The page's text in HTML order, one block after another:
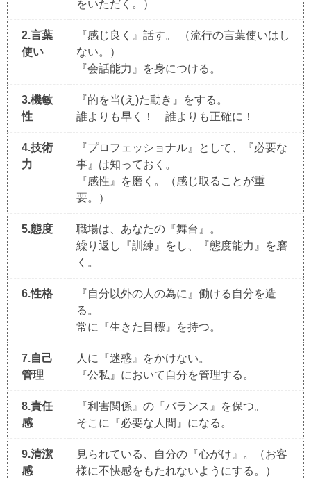
をいただく。）
2.言葉
使い
『感じ良く』話す。 （流行の言葉使いはし
ない。）
『会話能力』を身につける。
3.機敏
性
『的を当(え)た動き』をする。
誰よりも早く！ 誰よりも正確に！
4.技術
力
『プロフェッショナル』として、『必要な
事』は知っておく。
『感性』を磨く。（感じ取ることが重
要。）
5.態度
職場は、あなたの『舞台』。
繰り返し『訓練』をし、『態度能力』を磨
く。
6.性格
『自分以外の人の為に』働ける自分を造
る。
常に『生きた目標』を持つ。
7.自己
管理
人に『迷惑』をかけない。
『公私』において自分を管理する。
8.責任
感
『利害関係』の『バランス』を保つ。
そこに『必要な人間』になる。
9.清潔
感
見られている、自分の『心がけ』。（お客
様に不快感をもたれないようにする。）